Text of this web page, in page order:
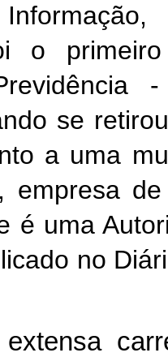
o
se
a uma
empresa
é uma
no